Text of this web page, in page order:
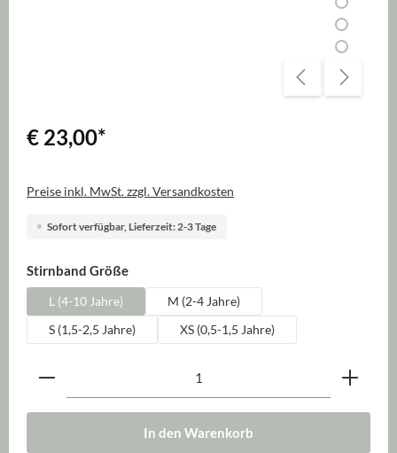
€ 23,00*
Preise inkl. MwSt. zzgl. Versandkosten
Sofort verfügbar, Lieferzeit: 2-3 Tage
Stirnband Größeauswählen
L (4-10 Jahre)
M (2-4 Jahre)
S (1,5-2,5 Jahre)
XS (0,5-1,5 Jahre)
Produkt Anzahl: Gib den gewünschten Wert ein
In den Warenkorb